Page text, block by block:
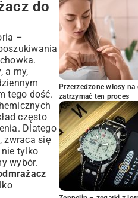
zawsze
Jak
sól, inne
i aplikacja
domowy
szybko
do
–
a my,
tego dość.
często
Dlatego
zwraca się
tylko
wybór.
Przerzedzone włosy
zatrzymać ten proces